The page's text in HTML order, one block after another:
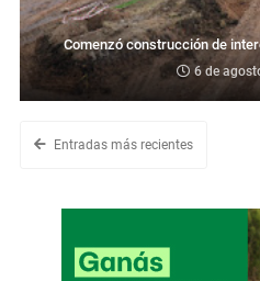
Comenzó construcción de
6 de
Entradas más recientes